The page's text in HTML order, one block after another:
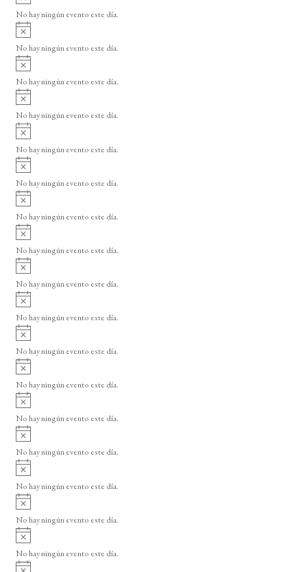
o
v
i
o
No hay ningún evento este día.
A
v
i
o
No hay ningún evento este día.
A
v
i
o
No hay ningún evento este día.
A
v
i
o
No hay ningún evento este día.
A
v
i
o
No hay ningún evento este día.
A
v
i
o
No hay ningún evento este día.
A
v
i
o
No hay ningún evento este día.
A
v
i
o
No hay ningún evento este día.
A
v
i
o
No hay ningún evento este día.
A
v
i
o
No hay ningún evento este día.
A
v
i
o
No hay ningún evento este día.
A
v
i
o
No hay ningún evento este día.
A
v
i
o
No hay ningún evento este día.
A
v
i
o
No hay ningún evento este día.
A
v
i
o
No hay ningún evento este día.
A
v
i
o
No hay ningún evento este día.
A
v
i
No hay ningún evento este día.
A